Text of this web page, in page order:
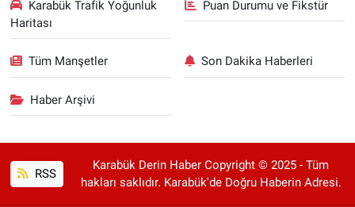
Karabük Trafik Yoğunluk
Haritası
Puan Durumu ve Fikstür
Tüm Manşetler Son Dakika Haberleri
Haber Arşivi
RSS
Karabük Derin Haber Copyright © 2025 - Tüm
hakları saklıdır. Karabük'de Doğru Haberin Adresi.